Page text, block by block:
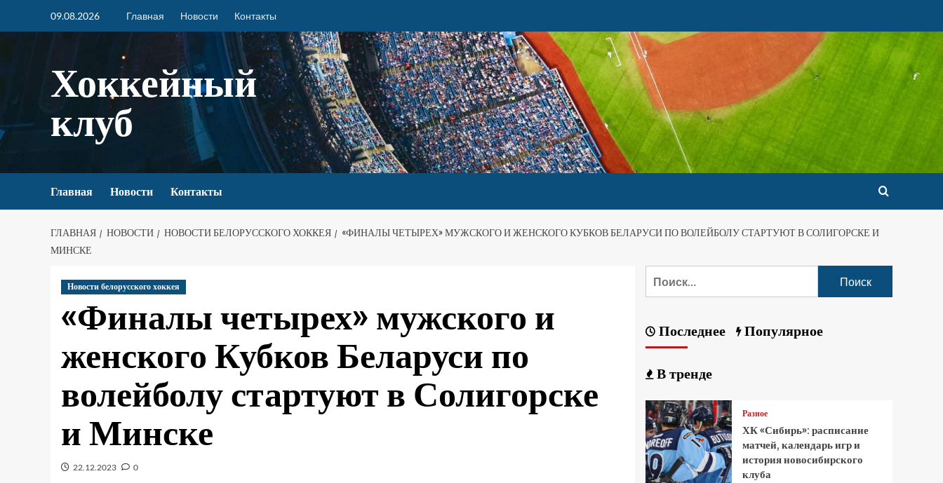
09.08.2026 Главная Новости Контакты
Хоккейный
клуб
Главная Новости Контакты
ГЛАВНАЯ НОВОСТИ НОВОСТИ БЕЛОРУССКОГО ХОККЕЯ
«ФИНАЛЫ ЧЕТЫРЕХ» МУЖСКОГО И ЖЕНСКОГО КУБКОВ БЕЛАРУСИ ПО ВОЛЕЙБОЛУ СТАРТУЮТ В СОЛИГОРСКЕ И
МИНСКЕ
Новости белорусского хоккея
«Финалы четырех» мужского и
женского Кубков Беларуси по
волейболу стартуют в Солигорске
и Минске
22.12.2023 0
Последнее Популярное
В тренде
Разное
ХК «Сибирь»: расписание
матчей, календарь игр и
история новосибирского
клуба